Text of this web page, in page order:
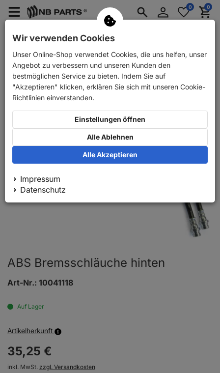
Menü
PKW Anhänger Ersatzteile
AnmeldenMerkzettel
aufklappen
0 0
Zurück PKW Ersatzteile ABS Bremsschläuche hinten
ABS Bremsschläuche hinten
Art-Nr.: 10041118
Auf Lager
Artikelherkunft
35,25 €
inkl. MwSt. zzgl. Versandkosten
Wir verwenden Cookies
Unser Online-Shop verwendet Cookies, die uns helfen, unser
Angebot zu verbessern und unseren Kunden den
bestmöglichen Service zu bieten. Indem Sie auf
"Akzeptieren" klicken, erklären Sie sich mit unseren Cookie-
Richtlinien einverstanden.
Einstellungen öffnen
Alle Ablehnen
Alle Akzeptieren
Impressum
Datenschutz